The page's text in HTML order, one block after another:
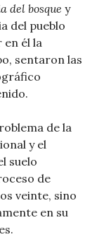
del bosque y
del pueblo
él la
sentaron las
de la
y el
suelo
de
veinte, sino
en su